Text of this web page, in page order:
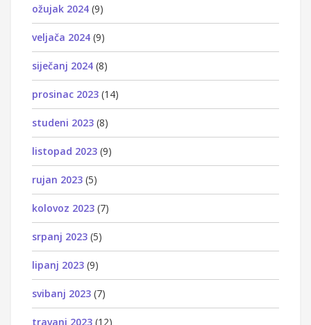
ožujak 2024 (9)
veljača 2024 (9)
siječanj 2024 (8)
prosinac 2023 (14)
studeni 2023 (8)
listopad 2023 (9)
rujan 2023 (5)
kolovoz 2023 (7)
srpanj 2023 (5)
lipanj 2023 (9)
svibanj 2023 (7)
travanj 2023 (12)